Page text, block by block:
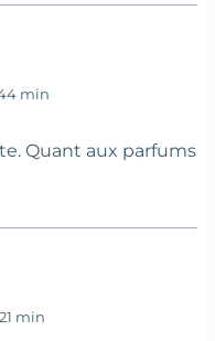
min
Quant aux parfums
min